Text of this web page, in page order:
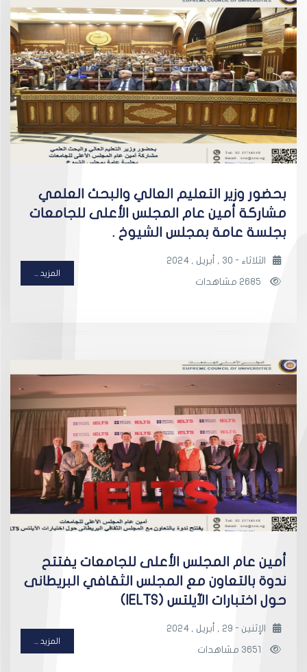
بحضور وزير التعليم العالي والبحث العلمي
مشاركة أمين عام المجلس الأعلى للجامعات
بجلسة عامة بمجلس الشيوخ .
الثلاثاء - 30 , أبريل , 2024
المزيد ...
أمين عام المجلس الأعلى للجامعات يفتتح
ندوة بالتعاون مع المجلس الثقافي البريطانى
حول اختبارات الآيلتس (IELTS)
الإثنين - 29 , أبريل , 2024
المزيد ...